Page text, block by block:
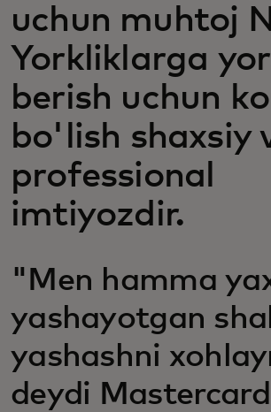
uchun muhtoj
Yorkliklarga
berish uchun
bo'lish shaxsiy
professional
imtiyozdir.
"Men hamma
yashayotgan
yashashni
deydi